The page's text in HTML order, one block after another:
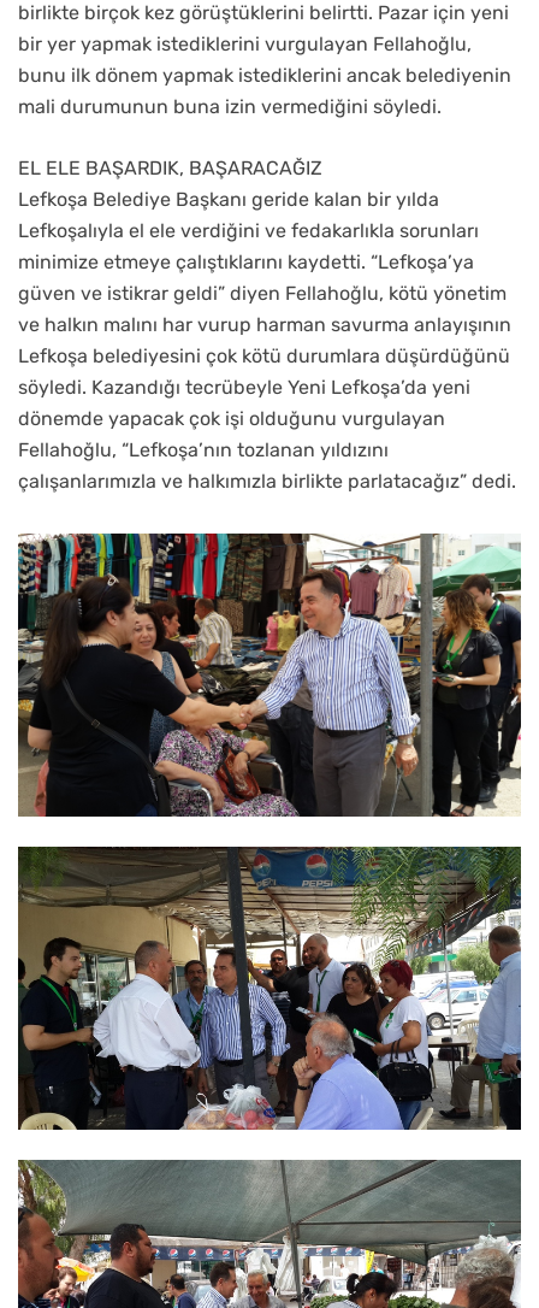
birlikte birçok kez görüştüklerini belirtti. Pazar için yeni
bir yer yapmak istediklerini vurgulayan Fellahoğlu,
bunu ilk dönem yapmak istediklerini ancak belediyenin
mali durumunun buna izin vermediğini söyledi.
EL ELE BAŞARDIK, BAŞARACAĞIZ
Lefkoşa Belediye Başkanı geride kalan bir yılda
Lefkoşalıyla el ele verdiğini ve fedakarlıkla sorunları
minimize etmeye çalıştıklarını kaydetti. “Lefkoşa’ya
güven ve istikrar geldi” diyen Fellahoğlu, kötü yönetim
ve halkın malını har vurup harman savurma anlayışının
Lefkoşa belediyesini çok kötü durumlara düşürdüğünü
söyledi. Kazandığı tecrübeyle Yeni Lefkoşa’da yeni
dönemde yapacak çok işi olduğunu vurgulayan
Fellahoğlu, “Lefkoşa’nın tozlanan yıldızını
çalışanlarımızla ve halkımızla birlikte parlatacağız” dedi.